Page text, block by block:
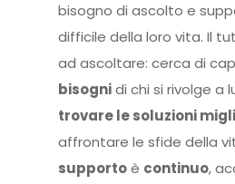
bisogno di ascolto e
difficile della loro vita. Il
ad ascoltare: cerca di
bisognidi chi si rivolge a
trovare le soluzioni
affrontare le sfide della
supportoè continuo,